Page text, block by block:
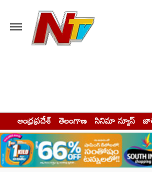
ఆంధ్రప్రదేశ్ తెలంగాణ సినిమా న్యూస్